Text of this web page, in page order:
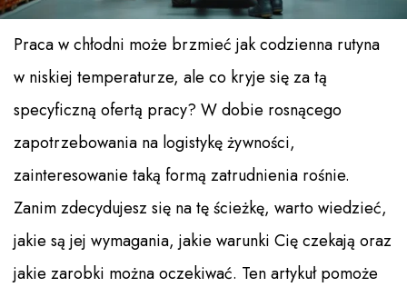
Praca w chłodni może brzmieć jak codzienna rutyna
w niskiej temperaturze, ale co kryje się za tą
specyficzną ofertą pracy? W dobie rosnącego
zapotrzebowania na logistykę żywności,
zainteresowanie taką formą zatrudnienia rośnie.
Zanim zdecydujesz się na tę ścieżkę, warto wiedzieć,
jakie są jej wymagania, jakie warunki Cię czekają oraz
jakie zarobki można oczekiwać. Ten artykuł pomoże